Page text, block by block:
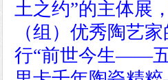
土之约”的主体展
（组）优秀陶艺
行“前世今生——五